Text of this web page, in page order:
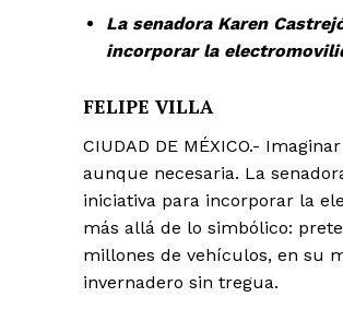
La senadora Karen
incorporar la
FELIPE VILLA
CIUDAD DE MÉXICO.-
aunque necesaria. La
iniciativa para incorporar la
más allá de lo simbólico:
millones de vehículos, en su
invernadero sin tregua.